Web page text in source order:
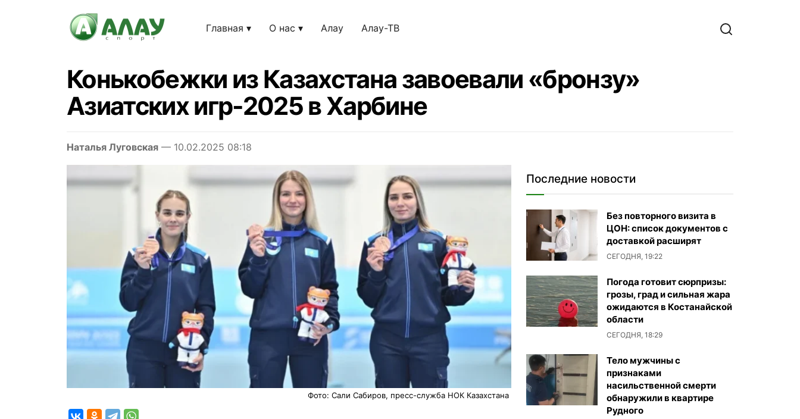
Главная О нас Алау Алау-ТВ
Конькобежки из Казахстана завоевали «бронзу»
Азиатских игр-2025 в Харбине
Наталья Луговская — 10.02.2025 08:18
Фото: Сали Сабиров, пресс-служба НОК Казахстана
Последние новости
Без повторного визита в
ЦОН: список документов с
доставкой расширят
СЕГОДНЯ, 19:22
Погода готовит сюрпризы:
грозы, град и сильная жара
ожидаются в Костанайской
области
СЕГОДНЯ, 18:29
Тело мужчины с
признаками
насильственной смерти
обнаружили в квартире
Рудного